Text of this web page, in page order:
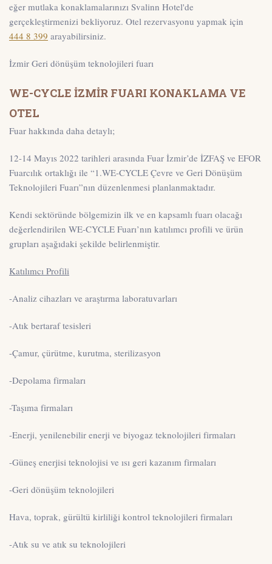
eğer mutlaka konaklamalarınızı Svalinn Hotel'de
gerçekleştirmenizi bekliyoruz. Otel rezervasyonu yapmak için
444 8 399 arayabilirsiniz.
İzmir Geri dönüşüm teknolojileri fuarı
WE-CYCLE İZMİR FUARI KONAKLAMA VE
OTEL
Fuar hakkında daha detaylı;
12-14 Mayıs 2022 tarihleri arasında Fuar İzmir’de İZFAŞ ve EFOR
Fuarcılık ortaklığı ile “1.WE-CYCLE Çevre ve Geri Dönüşüm
Teknolojileri Fuarı”nın düzenlenmesi planlanmaktadır.
Kendi sektöründe bölgemizin ilk ve en kapsamlı fuarı olacağı
değerlendirilen WE-CYCLE Fuarı’nın katılımcı profili ve ürün
grupları aşağıdaki şekilde belirlenmiştir.
Katılımcı Profili
-Analiz cihazları ve araştırma laboratuvarları
-Atık bertaraf tesisleri
-Çamur, çürütme, kurutma, sterilizasyon
-Depolama firmaları
-Taşıma firmaları
-Enerji, yenilenebilir enerji ve biyogaz teknolojileri firmaları
-Güneş enerjisi teknolojisi ve ısı geri kazanım firmaları
-Geri dönüşüm teknolojileri
Hava, toprak, gürültü kirliliği kontrol teknolojileri firmaları
-Atık su ve atık su teknolojileri